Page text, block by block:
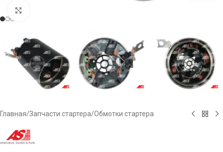
Главная/Запчасти стартера/Обмотки стартера